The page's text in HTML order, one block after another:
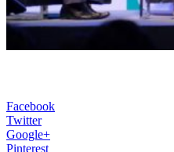
Facebook
Twitter
Google+
Pinterest